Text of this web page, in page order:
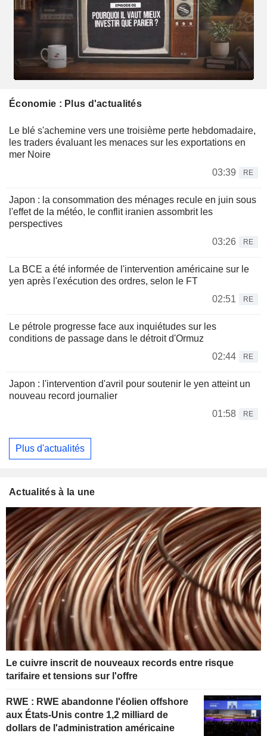
Économie : Plus d'actualités
Le blé s'achemine vers une troisième perte hebdomadaire,
les traders évaluant les menaces sur les exportations en
mer Noire
03:39
RE
Japon : la consommation des ménages recule en juin sous
l'effet de la météo, le conflit iranien assombrit les
perspectives
03:26
RE
La BCE a été informée de l'intervention américaine sur le
yen après l'exécution des ordres, selon le FT
02:51
RE
Le pétrole progresse face aux inquiétudes sur les
conditions de passage dans le détroit d'Ormuz
02:44
RE
Japon : l'intervention d'avril pour soutenir le yen atteint un
nouveau record journalier
01:58
RE
Plus d'actualités
Actualités à la une
Le cuivre inscrit de nouveaux records entre risque
tarifaire et tensions sur l'offre
RWE : RWE abandonne l'éolien offshore
aux États-Unis contre 1,2 milliard de
dollars de l'administration américaine